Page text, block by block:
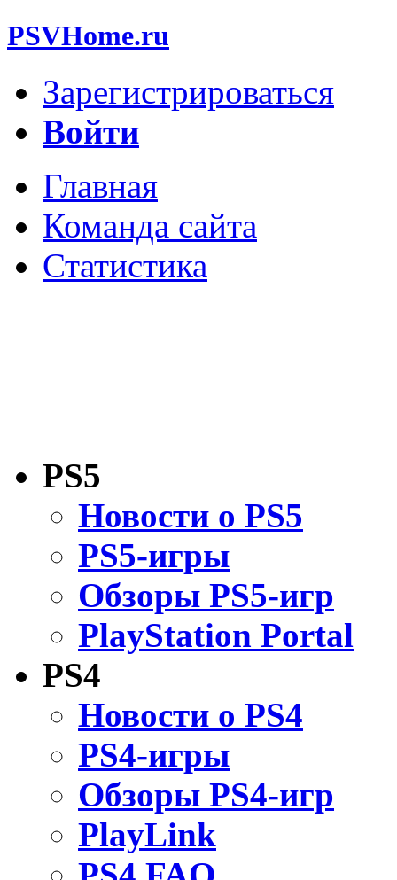
PSVHome.ru
Зарегистрироваться
Войти
Главная
Команда сайта
Статистика
PS5
Новости о PS5
PS5-игры
Обзоры PS5-игр
PlayStation Portal
PS4
Новости о PS4
PS4-игры
Обзоры PS4-игр
PlayLink